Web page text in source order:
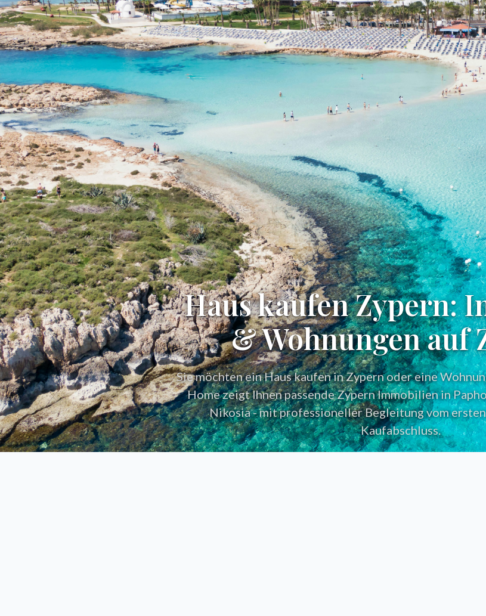
Haus kaufen Zypern:
& Wohnungen auf
Sie möchten ein Haus kaufen in Zypern oder eine
Home zeigt Ihnen passende Zypern Immobilien in
Nikosia - mit professioneller Begleitung vom
Kaufabschluss.